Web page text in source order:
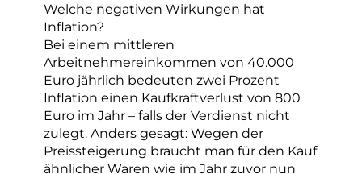
Welche negativen Wirkungen hat
Inflation?
Bei einem mittleren
Arbeitnehmereinkommen von 40.000
Euro jährlich bedeuten zwei Prozent
Inflation einen Kaufkraftverlust von 800
Euro im Jahr – falls der Verdienst nicht
zulegt. Anders gesagt: Wegen der
Preissteigerung braucht man für den Kauf
ähnlicher Waren wie im Jahr zuvor nun